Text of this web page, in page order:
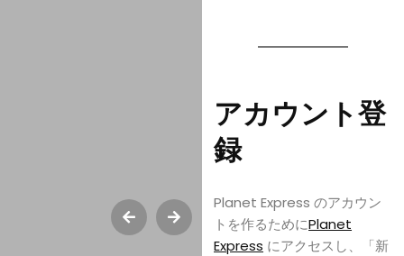
アカウント登
録
Planet Express のアカウン
トを作るためにPlanet
Express にアクセスし、「新